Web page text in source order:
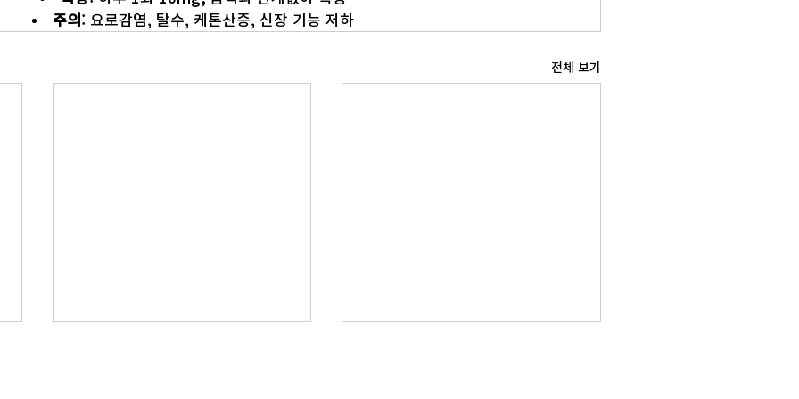
주의 : 요로감염, 탈수, 케톤산증, 신장 기능 저하
전체 보기